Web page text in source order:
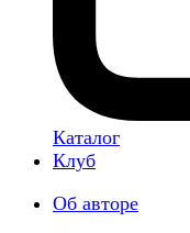
Каталог
Клуб
Об авторе